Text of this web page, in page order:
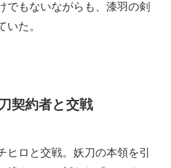
でもないながらも、漆羽の剣
いた。
刀契約者と交戦
ヒロと交戦。妖刀の本領を引